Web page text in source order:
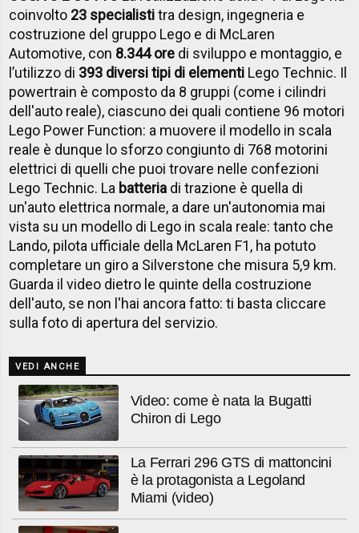
coinvolto 23 specialistitra design, ingegneria e
costruzione del gruppo Lego e di McLaren
Automotive, con 8.344 ore di sviluppo e montaggio, e
l’utilizzo di 393 diversi tipi di elementi Lego Technic. Il
powertrain è composto da 8 gruppi (come i cilindri
dell'auto reale), ciascuno dei quali contiene 96 motori
Lego Power Function: a muovere il modello in scala
reale è dunque lo sforzo congiunto di 768 motorini
elettrici di quelli che puoi trovare nelle confezioni
Lego Technic. La batteria di trazione è quella di
un'auto elettrica normale, a dare un'autonomia mai
vista su un modello di Lego in scala reale: tanto che
Lando, pilota ufficiale della McLaren F1, ha potuto
completare un giro a Silverstone che misura 5,9 km.
Guarda il video dietro le quinte della costruzione
dell'auto, se non l'hai ancora fatto: ti basta cliccare
sulla foto di apertura del servizio.
VEDI ANCHE
Video: come è nata la Bugatti
Chiron di Lego
La Ferrari 296 GTS di mattoncini
è la protagonista a Legoland
Miami (video)